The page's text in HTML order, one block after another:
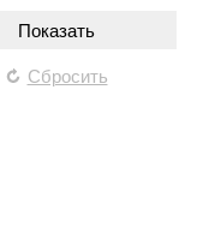
Сбросить